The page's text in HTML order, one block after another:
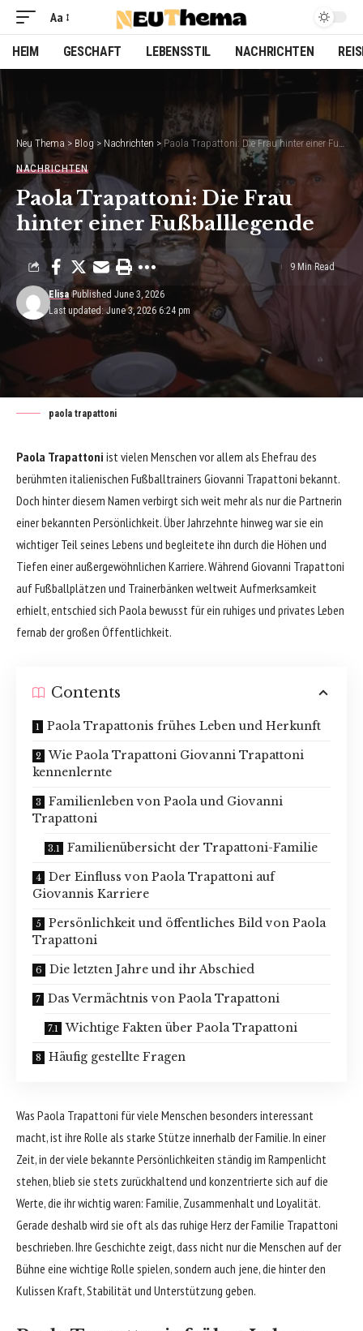
Font
Resizer
Aa
HEIM GESCHAFT LEBENSSTIL NACHRICHTEN
Neu Thema > Blog > Nachrichten > Paola Trapattoni: Die Frau hinter einer Fußballlegende
NACHRICHTEN
Paola Trapattoni: Die Frau
hinter einer Fußballlegende
Last updated: June 3, 2026 6:24 pm
Elisa Published June 3, 2026
9 Min Read
paola trapattoni
Paola Trapattoni ist vielen Menschen vor allem als Ehefrau des
berühmten italienischen Fußballtrainers Giovanni Trapattoni bekannt.
Doch hinter diesem Namen verbirgt sich weit mehr als nur die Partnerin
einer bekannten Persönlichkeit. Über Jahrzehnte hinweg war sie ein
wichtiger Teil seines Lebens und begleitete ihn durch die Höhen und
Tiefen einer außergewöhnlichen Karriere. Während Giovanni Trapattoni
auf Fußballplätzen und Trainerbänken weltweit Aufmerksamkeit
erhielt, entschied sich Paola bewusst für ein ruhiges und privates Leben
fernab der großen Öffentlichkeit.
Contents
Paola Trapattonis frühes Leben und Herkunft
Wie Paola Trapattoni Giovanni Trapattoni
kennenlernte
Familienleben von Paola und Giovanni
Trapattoni
Familienübersicht der Trapattoni-Familie
Der Einfluss von Paola Trapattoni auf
Giovannis Karriere
Persönlichkeit und öffentliches Bild von Paola
Trapattoni
Die letzten Jahre und ihr Abschied
Das Vermächtnis von Paola Trapattoni
Wichtige Fakten über Paola Trapattoni
Häufig gestellte Fragen
Was Paola Trapattoni für viele Menschen besonders interessant
macht, ist ihre Rolle als starke Stütze innerhalb der Familie. In einer
Zeit, in der viele bekannte Persönlichkeiten ständig im Rampenlicht
stehen, blieb sie stets zurückhaltend und konzentrierte sich auf die
Werte, die ihr wichtig waren: Familie, Zusammenhalt und Loyalität.
Gerade deshalb wird sie oft als das ruhige Herz der Familie Trapattoni
beschrieben. Ihre Geschichte zeigt, dass nicht nur die Menschen auf der
Bühne eine wichtige Rolle spielen, sondern auch jene, die hinter den
Kulissen Kraft, Stabilität und Unterstützung geben.